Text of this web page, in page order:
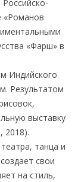
«Романов
«Фарш» в
Индийского
Результатом
выставку
2018).
танца и
свои
на стиль,